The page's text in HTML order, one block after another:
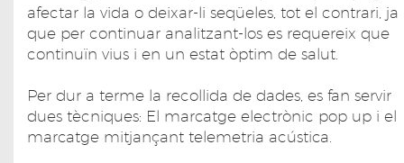
afectar la vida o deixar-li seqüeles, tot el contrari, ja
que per continuar analitzant-los es requereix que
continuïn vius i en un estat òptim de salut.
Per dur a terme la recollida de dades, es fan servir
dues tècniques: El marcatge electrònic pop up i el
marcatge mitjançant telemetria acústica.